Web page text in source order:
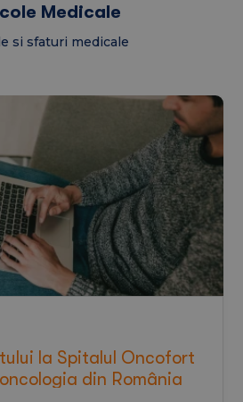
Medicale
si sfaturi medicale
la Spitalul Oncofort
din România